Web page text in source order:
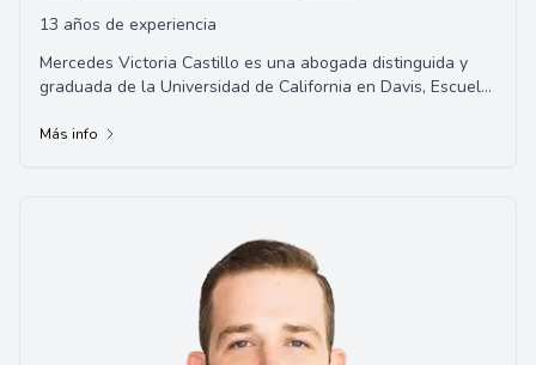
13 años de experiencia
Mercedes Victoria Castillo es una abogada distinguida y
graduada de la Universidad de California en Davis, Escuela
Más info